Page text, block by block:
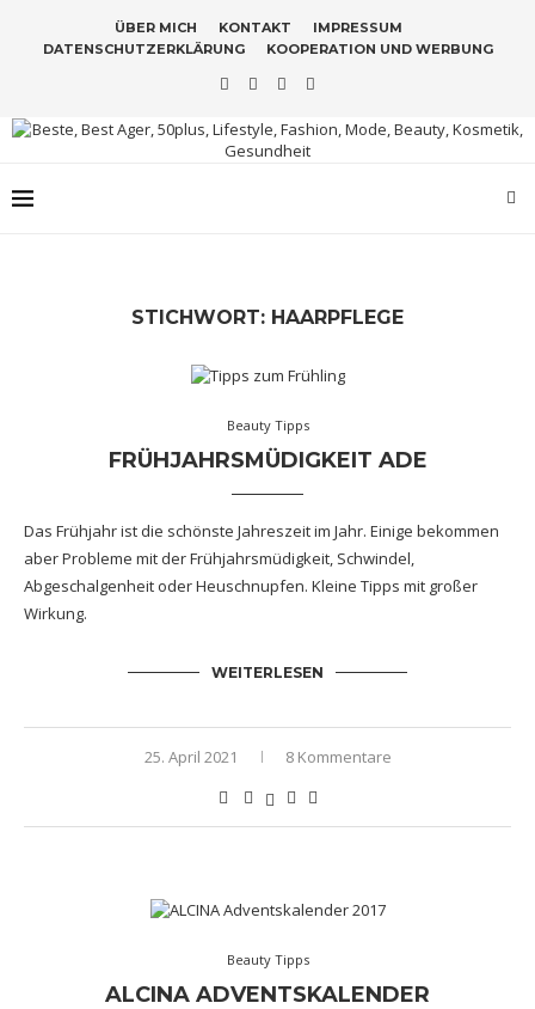
ÜBER MICH KONTAKT
IMPRESSUM
DATENSCHUTZERKLÄRUNG
KOOPERATION UND WERBUNG
STICHWORT: HAARPFLEGE
Beauty Tipps
FRÜHJAHRSMÜDIGKEIT ADE
Das Frühjahr ist die schönste Jahreszeit im Jahr. Einige bekommen
aber Probleme mit der Frühjahrsmüdigkeit, Schwindel,
Abgeschalgenheit oder Heuschnupfen. Kleine Tipps mit großer
Wirkung.
WEITERLESEN
25. April 2021 8 Kommentare
Beauty Tipps
ALCINA ADVENTSKALENDER